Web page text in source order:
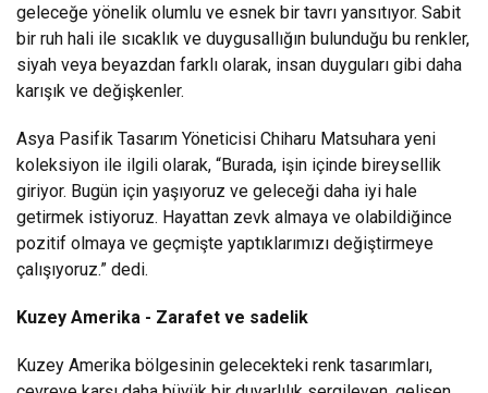
geleceğe yönelik olumlu ve esnek bir tavrı yansıtıyor. Sabit
bir ruh hali ile sıcaklık ve duygusallığın bulunduğu bu renkler,
siyah veya beyazdan farklı olarak, insan duyguları gibi daha
karışık ve değişkenler.
Asya Pasifik Tasarım Yöneticisi Chiharu Matsuhara yeni
koleksiyon ile ilgili olarak, “Burada, işin içinde bireysellik
giriyor. Bugün için yaşıyoruz ve geleceği daha iyi hale
getirmek istiyoruz. Hayattan zevk almaya ve olabildiğince
pozitif olmaya ve geçmişte yaptıklarımızı değiştirmeye
çalışıyoruz.” dedi.
Kuzey Amerika - Zarafet ve sadelik
Kuzey Amerika bölgesinin gelecekteki renk tasarımları,